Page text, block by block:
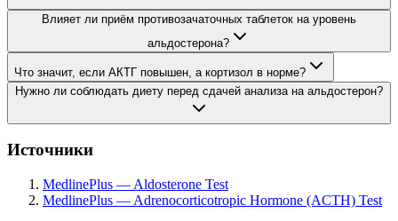
Влияет ли приём противозачаточных таблеток на уровень
альдостерона?
Что значит, если АКТГ повышен, а кортизол в норме?
Нужно ли соблюдать диету перед сдачей анализа на альдостерон?
Источники
MedlinePlus — Aldosterone Test
MedlinePlus — Adrenocorticotropic Hormone (ACTH) Test